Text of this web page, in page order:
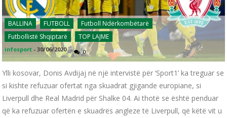
BALLINA FUTBOLL
Futboll Ndërkombëtarë
Futbollistë Shqiptarë
TOP LAJME
infosport -30/06/2020 0
Ylli kosovar, Donis Avdijaj në një intervistë për ‘Sport1’ ka treguar se
si kishte refuzuar ofertat nga skuadrat gjigande europiane, si
Liverpull dhe Real Madrid për Shalke 04. Ai thotë se është penduar
që ka refuzuar ofertën e skuadrës angleze të Liverpull, që këtë vit u